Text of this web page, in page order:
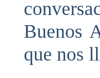
Buenos
que nos